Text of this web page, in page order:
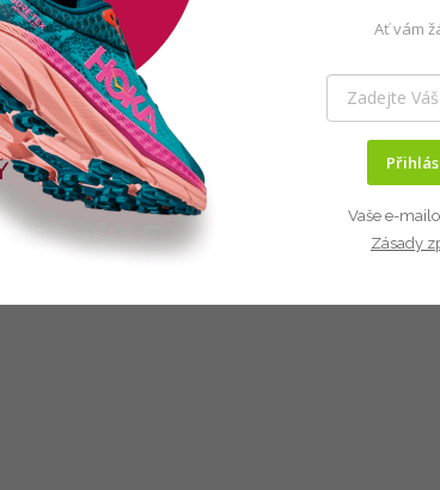
Ať vám
Vaše e-
Zásady